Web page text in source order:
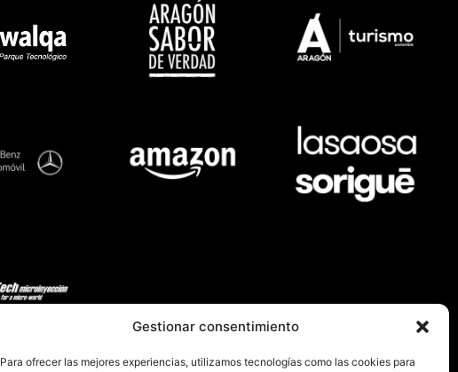
Gestionar consentimiento
Para ofrecer las mejores experiencias, utilizamos tecnologías como las cookies para